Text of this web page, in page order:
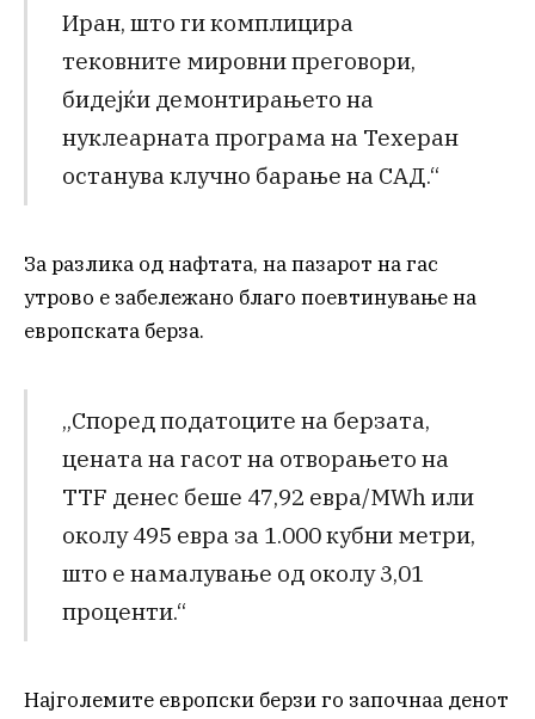
Иран, што ги комплицира
тековните мировни преговори,
бидејќи демонтирањето на
нуклеарната програма на Техеран
останува клучно барање на САД.“
За разлика од нафтата, на пазарот на гас
утрово е забележано благо поевтинување на
европската берза.
„Според податоците на берзата,
цената на гасот на отворањето на
TTF денес беше 47,92 евра/MWh или
околу 495 евра за 1.000 кубни метри,
што е намалување од околу 3,01
проценти.“
Најголемите европски берзи го започнаа денот